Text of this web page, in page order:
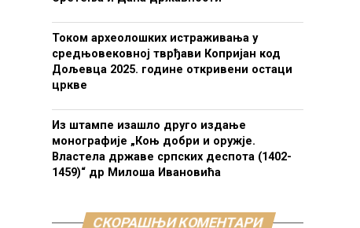
Током археолошких истраживања у
средњовековној тврђави Копријан код
Дољевца 2025. године откривени остаци
цркве
Из штампе изашло друго издање
монографије „Коњ добри и оружје.
Властела државе српских деспота (1402-
1459)“ др Милоша Ивановића
СКОРАШЊИ КОМЕНТАРИ